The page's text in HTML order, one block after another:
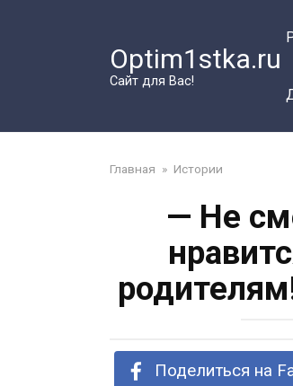
Optim1stka.ru
Сайт для Вас!
Главная » Истории
— Не
Поделиться на